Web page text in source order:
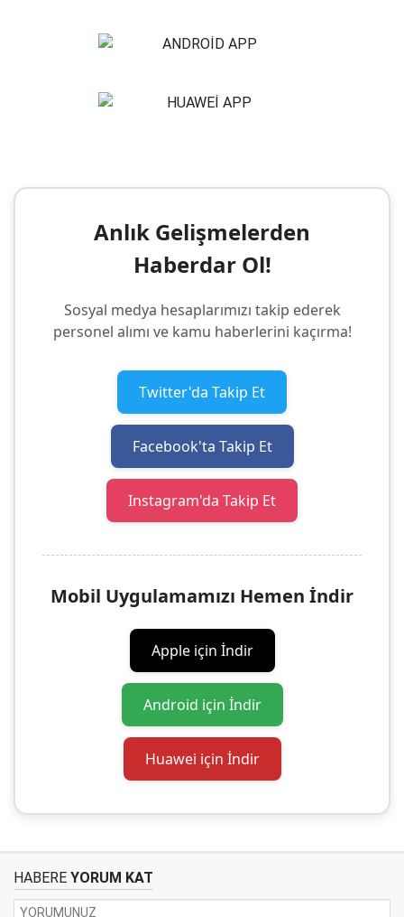
Anlık Gelişmelerden
Haberdar Ol!
Sosyal medya hesaplarımızı takip ederek
personel alımı ve kamu haberlerini kaçırma!
Twitter'da Takip Et
Facebook'ta Takip Et
Instagram'da Takip Et
Mobil Uygulamamızı Hemen İndir
Apple için İndir
Android için İndir
Huawei için İndir
HABERE YORUM KAT